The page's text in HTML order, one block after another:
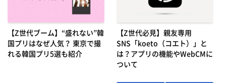
【Z世代ブーム】“盛れない”韓
国プリはなぜ人気？ 東京で撮
れる韓国プリ5選も紹介
【Z世代必見】親友専用
SNS「koeto（コエト）」と
は？アプリの機能やWebCMに
ついて